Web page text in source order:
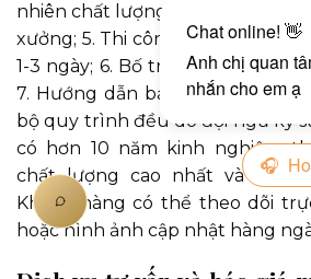
nhiên chất lượng cao từ mỏ; 4.
xưởng; 5. Thi công lắp đặt tại
1-3 ngày; 6. Bố trí hoa tươi và
7. Hướng dẫn bảo quản và bảo
bộ quy trình đều do đội ngũ kỹ
có hơn 10 năm kinh nghiệm
chất lượng cao nhất và
Khách hàng có thể theo dõi
hoặc hình ảnh cập nhật hàng